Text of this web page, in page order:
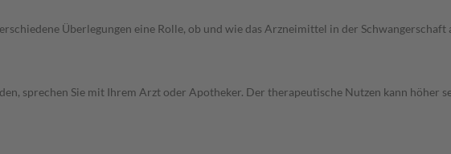
Überlegungen eine Rolle, ob und wie das Arzneimittel in der Schwangerschaft
sprechen Sie mit Ihrem Arzt oder Apotheker. Der therapeutische Nutzen kann höher